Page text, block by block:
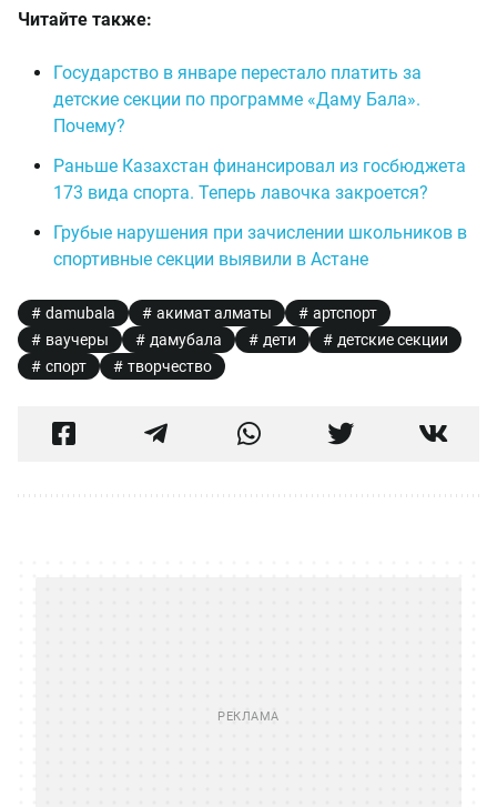
Читайте также:
Государство в январе перестало платить за
детские секции по программе «Даму Бала».
Почему?
Раньше Казахстан финансировал из госбюджета
173 вида спорта. Теперь лавочка закроется?
Грубые нарушения при зачислении школьников в
спортивные секции выявили в Астане
damubala акимат алматы
артспорт
ваучеры
дамубала дети
детские секции
спорт
творчество